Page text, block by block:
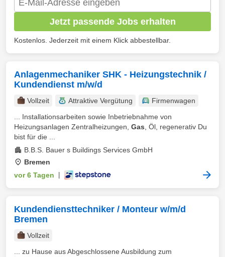
Jetzt passende Jobs erhalten
Kostenlos. Jederzeit mit einem Klick abbestellbar.
Anlagenmechaniker SHK - Heizungstechnik /
Kundendienst m/w/d
Vollzeit Attraktive Vergütung
Firmenwagen
... Installationsarbeiten sowie Inbetriebnahme von
Heizungsanlagen Zentralheizungen, Gas , Öl, regenerativ Du
bist für die ...
B.B.S. Bauer s Buildings Services GmbH
Bremen
vor 6 Tagen
Kundendiensttechniker / Monteur w/m/d
Bremen
Vollzeit
... zu Hause aus Abgeschlossene Ausbildung zum